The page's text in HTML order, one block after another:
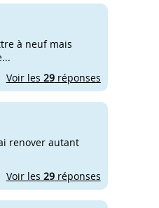
à neuf mais
Voir les 29réponses
renover autant
Voir les 29réponses